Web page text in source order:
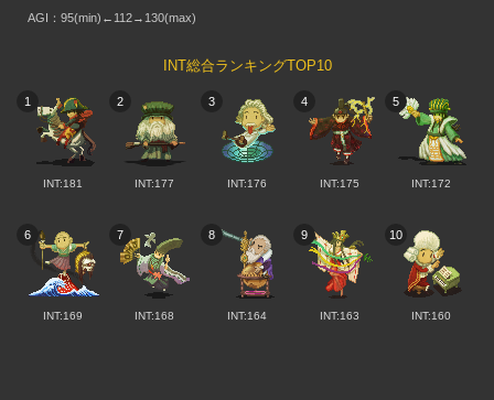
AGI：95(min)←112→130(max)
INT総合ランキングTOP10
1
INT:181
2
INT:177
3
INT:176
4
INT:175
5
INT:172
6
INT:169
7
INT:168
8
INT:164
9
INT:163
10
INT:160